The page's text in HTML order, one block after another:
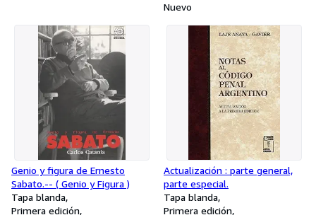
Nuevo
Genio y figura de Ernesto
Sabato.-- ( Genio y Figura )
Tapa blanda
Primera edición
Actualización : parte general,
parte especial.
Tapa blanda
Primera edición